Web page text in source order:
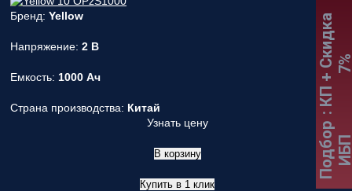
Бренд: Yellow
Напряжение: 2 В
Емкость: 1000 Ач
Страна производства: Китай
Узнать цену
В корзину
Купить в 1 клик
Подбор
:
К
П
+
С
к
и
д
к
а
7